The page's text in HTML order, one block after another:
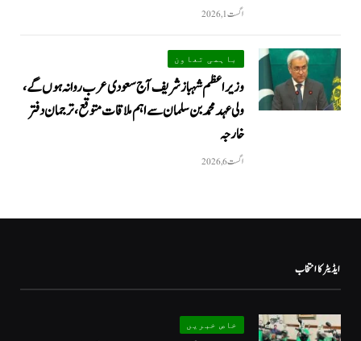
اگست 1, 2026
باہمی تعاون
وزیراعظم شہباز شریف آج سعودی عرب روانہ ہوں گے،
ولی عہد محمد بن سلمان سے اہم ملاقات متوقع، ترجمان دفتر
خارجہ
اگست 6, 2026
ایڈیٹر کا انتخاب
خاص خبریں